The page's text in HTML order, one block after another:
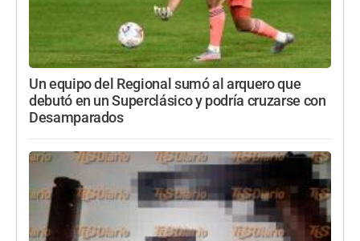
Un equipo del Regional sumó al arquero que
debutó en un Superclásico y podría cruzarse con
Desamparados